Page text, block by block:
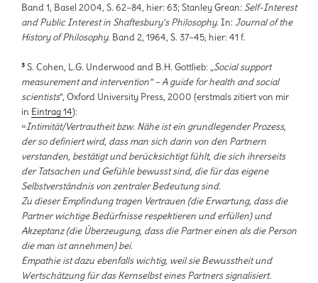
Band 1, Basel 2004, S. 62–84, hier: 63; Stanley Grean: Self-Interest
and Public Interest in Shaftesbury’s Philosophy. In: Journal of the
History of Philosophy. Band 2, 1964, S. 37–45, hier: 41 f.
³S. Cohen, L.G. Underwood and B.H. Gottlieb: „Social support
measurement and intervention“ – A guide for health and social
scientists“, Oxford University Press, 2000 (erstmals zitiert von mir
in Eintrag 14):
»Intimität/Vertrautheit bzw. Nähe ist ein grundlegender Prozess,
der so definiert wird, dass man sich darin von den Partnern
verstanden, bestätigt und berücksichtigt fühlt, die sich ihrerseits
der Tatsachen und Gefühle bewusst sind, die für das eigene
Selbstverständnis von zentraler Bedeutung sind.
Zu dieser Empfindung tragen Vertrauen (die Erwartung, dass die
Partner wichtige Bedürfnisse respektieren und erfüllen) und
Akzeptanz (die Überzeugung, dass die Partner einen als die Person
die man ist annehmen) bei.
Empathie ist dazu ebenfalls wichtig, weil sie Bewusstheit und
Wertschätzung für das Kernselbst eines Partners signalisiert.